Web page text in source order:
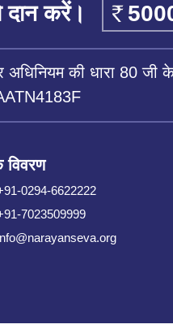
दान करें।
अधिनियम की धारा 80
विवरण
0294-6622222
7023509999